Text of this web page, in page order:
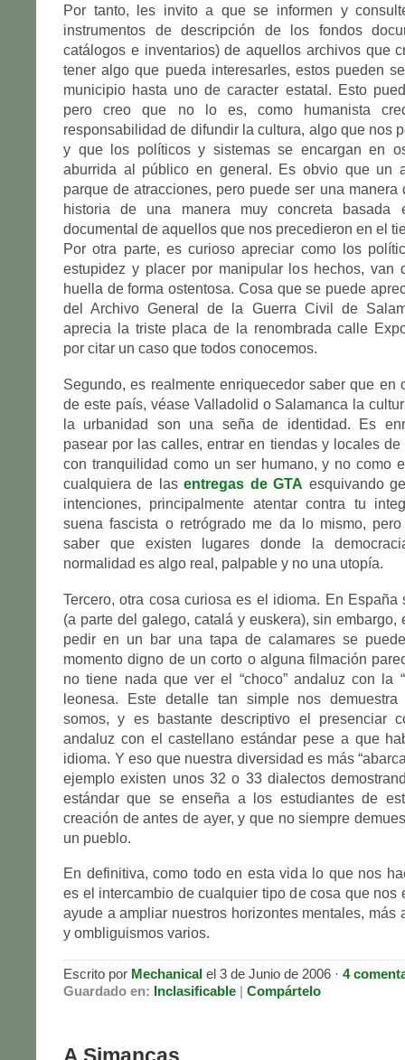
Por tanto, les invito a que se informen y
instrumentos de descripción de los fondos
catálogos e inventarios) de aquellos archivos que
tener algo que pueda interesarles, estos pueden
municipio hasta uno de caracter estatal. Esto
pero creo que no lo es, como humanista
responsabilidad de difundir la cultura, algo que nos
y que los políticos y sistemas se encargan en
aburrida al público en general. Es obvio que un
parque de atracciones, pero puede ser una manera
historia de una manera muy concreta basada
documental de aquellos que nos precedieron en el
Por otra parte, es curioso apreciar como los
estupidez y placer por manipular los hechos, van
huella de forma ostentosa. Cosa que se puede
del Archivo General de la Guerra Civil de
aprecia la triste placa de la renombrada calle
por citar un caso que todos conocemos.
Segundo, es realmente enriquecedor saber que en
de este país, véase Valladolid o Salamanca la
la urbanidad son una seña de identidad. Es
pasear por las calles, entrar en tiendas y locales de
con tranquilidad como un ser humano, y no como
cualquiera de lasentregas de GTA esquivando
intenciones, principalmente atentar contra tu
suena fascista o retrógrado me da lo mismo,
saber que existen lugares donde la
normalidad es algo real, palpable y no una utopía.
Tercero, otra cosa curiosa es el idioma. En España
(a parte del galego, catalá y euskera), sin embargo,
pedir en un bar una tapa de calamares se
momento digno de un corto o alguna filmación
no tiene nada que ver el “choco” andaluz con la
leonesa. Este detalle tan simple nos
somos, y es bastante descriptivo el presenciar
andaluz con el castellano estándar pese a que
idioma. Y eso que nuestra diversidad es más
ejemplo existen unos 32 o 33 dialectos
estándar que se enseña a los estudiantes de
creación de antes de ayer, y que no siempre
un pueblo.
En definitiva, como todo en esta vida lo que nos
es el intercambio de cualquier tipo de cosa que nos
ayude a ampliar nuestros horizontes mentales, más
y ombliguismos varios.
Escrito por Mechanical el 3 de Junio de 2006 · 4
Guardado en: Inclasificable | Compártelo